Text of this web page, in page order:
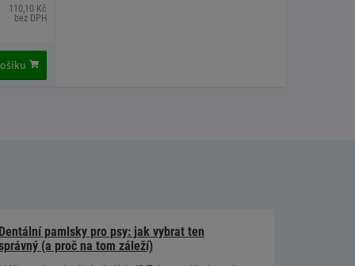
110,10 Kč
bez DPH
Dentální pamlsky pro psy: jak vybrat ten
(a proč na tom záleží)